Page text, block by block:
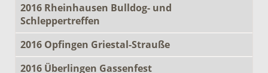
2016 Rheinhausen Bulldog- und
Schleppertreffen
2016 Opfingen Griestal-Strauße
2016 Überlingen Gassenfest